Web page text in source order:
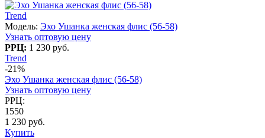
Trend
Модель: Эхо Ушанка женская флис (56-58)
Узнать оптовую цену
РРЦ: 1 230 руб.
Trend
-21%
Эхо Ушанка женская флис (56-58)
Узнать оптовую цену
РРЦ:
1550
1 230 руб.
Купить